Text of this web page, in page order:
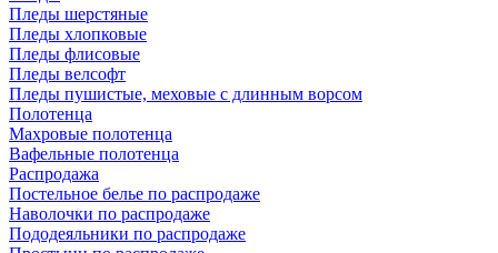
Пледы шерстяные
Пледы хлопковые
Пледы флисовые
Пледы велсофт
Пледы пушистые, меховые с длинным ворсом
Полотенца
Махровые полотенца
Вафельные полотенца
Распродажа
Постельное белье по распродаже
Наволочки по распродаже
Пододеяльники по распродаже